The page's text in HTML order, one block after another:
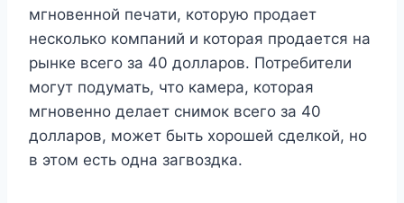
мгновенной печати, которую продает
несколько компаний и которая продается на
рынке всего за 40 долларов. Потребители
могут подумать, что камера, которая
мгновенно делает снимок всего за 40
долларов, может быть хорошей сделкой, но
в этом есть одна загвоздка.